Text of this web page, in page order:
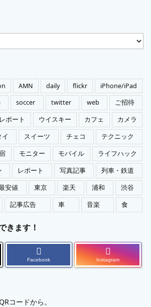
AMN daily flickr
iPhone/iPad
soccer twitter web
ご招待
ポート ウイスキー カフェ
カメラ
スイーツ チェコ
テクニック
モニター モバイル
ライフハック
レポート 写真記事
列車・鉄道
安値 東京 楽天 浦和
渋谷
記事広告 車 音楽 食
きます！
Facebook Instagram
コードから。